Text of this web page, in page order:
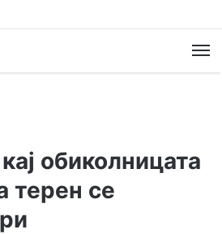
обиколницата
терен се